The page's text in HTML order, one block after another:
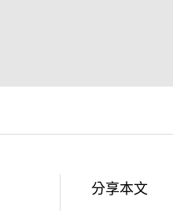
分享本文